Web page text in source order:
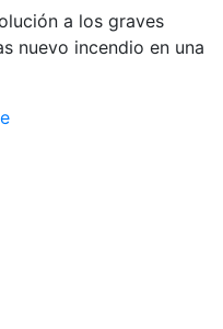
a los graves
nuevo incendio en una